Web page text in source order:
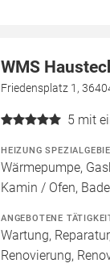
WMS
Friedensplatz 1,
5 mit
HEIZUNG
Wärmepumpe,
Kamin / Ofen,
ANGEBOTENE
Wartung,
Renovierung,